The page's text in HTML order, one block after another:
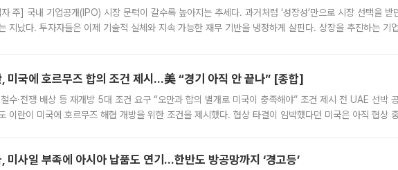
자 주] 국내 기업공개(IPO) 시장 문턱이 갈수록 높아지는 추세다. 과거처럼 ‘성장성’만으로 시장 선택을 받
지났다. 투자자들은 이제 기술적 실체와 지속 가능한 재무 기반을 냉정하게 살핀다. 상장을 추진하는 기
, 미국에 호르무즈 합의 조건 제시…美 “경기 아직 안 끝나” [종합]
수·전쟁 배상 등 재개방 5대 조건 요구 “오만과 합의 별개로 미국이 충족해야” 조건 제시 전 UAE 선박
이란이 미국에 호르무즈 해협 개방을 위한 조건을 제시했다. 협상 타결이 임박했다던 미국은 아직 협상
미사일 부족에 아시아 납품도 연기…한반도 방공망까지 ‘경고등’